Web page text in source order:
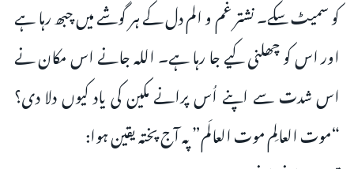
کو سمیٹ سکے۔ نشتر غم و الم دل کے ہر گوشے میں چبھ رہا ہے
اور اس کو چھلنی کیے جا رہا ہے۔ اللہ جانے اس مکان نے
اس شدت سے اپنے اُس پرانے مکین کی یاد کیوں دلا دی؟
“موت العالِم موت العالَم” پہ آج پختہ یقین ہوا: